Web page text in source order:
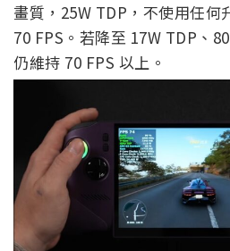
畫質，25W TDP，不使用任何
70 FPS。若降至 17W TDP、
仍維持 70 FPS 以上。